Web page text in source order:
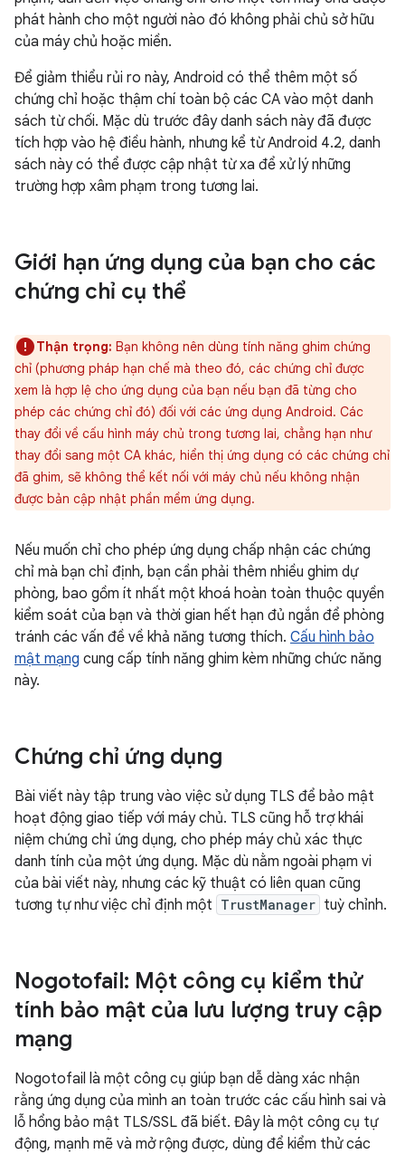
phát hành cho một người nào đó không phải chủ sở hữu
của máy chủ hoặc miền.
Để giảm thiểu rủi ro này, Android có thể thêm một số
chứng chỉ hoặc thậm chí toàn bộ các CA vào một danh
sách từ chối. Mặc dù trước đây danh sách này đã được
tích hợp vào hệ điều hành, nhưng kể từ Android 4.2, danh
sách này có thể được cập nhật từ xa để xử lý những
trường hợp xâm phạm trong tương lai.
Giới hạn ứng dụng của bạn cho các
chứng chỉ cụ thể
Thận trọng: Bạn không nên dùng tính năng ghim chứng
chỉ (phương pháp hạn chế mà theo đó, các chứng chỉ được
xem là hợp lệ cho ứng dụng của bạn nếu bạn đã từng cho
phép các chứng chỉ đó) đối với các ứng dụng Android. Các
thay đổi về cấu hình máy chủ trong tương lai, chẳng hạn như
thay đổi sang một CA khác, hiển thị ứng dụng có các chứng chỉ
đã ghim, sẽ không thể kết nối với máy chủ nếu không nhận
được bản cập nhật phần mềm ứng dụng.
Nếu muốn chỉ cho phép ứng dụng chấp nhận các chứng
chỉ mà bạn chỉ định, bạn cần phải thêm nhiều ghim dự
phòng, bao gồm ít nhất một khoá hoàn toàn thuộc quyền
kiểm soát của bạn và thời gian hết hạn đủ ngắn để phòng
tránh các vấn đề về khả năng tương thích. Cấu hình bảo
mật mạng cung cấp tính năng ghim kèm những chức năng
này.
Chứng chỉ ứng dụng
Bài viết này tập trung vào việc sử dụng TLS để bảo mật
hoạt động giao tiếp với máy chủ. TLS cũng hỗ trợ khái
niệm chứng chỉ ứng dụng, cho phép máy chủ xác thực
danh tính của một ứng dụng. Mặc dù nằm ngoài phạm vi
của bài viết này, nhưng các kỹ thuật có liên quan cũng
tương tự như việc chỉ định một TrustManager tuỳ chỉnh.
Nogotofail: Một công cụ kiểm thử
tính bảo mật của lưu lượng truy cập
mạng
Nogotofail là một công cụ giúp bạn dễ dàng xác nhận
rằng ứng dụng của mình an toàn trước các cấu hình sai và
lỗ hổng bảo mật TLS/SSL đã biết. Đây là một công cụ tự
động, mạnh mẽ và mở rộng được, dùng để kiểm thử các